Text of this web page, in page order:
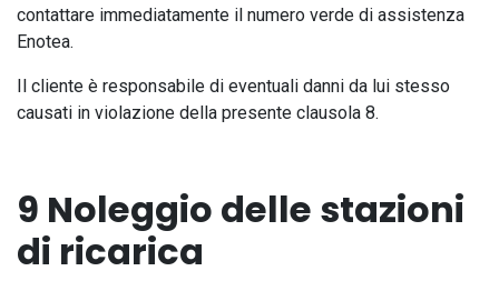
contattare immediatamente il numero verde di assistenza
Enotea.
Il cliente è responsabile di eventuali danni da lui stesso
causati in violazione della presente clausola 8.
9 Noleggio delle stazioni
di ricarica